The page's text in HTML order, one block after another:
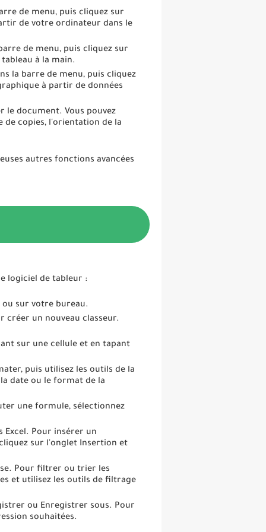
de menu, puis cliquez sur
de votre ordinateur dans le
de menu, puis cliquez sur
à la main.
la barre de menu, puis cliquez
à partir de données
le document. Vous pouvez
de copies, l'orientation de la
autres fonctions avancées
logiciel de tableur :
ou sur votre bureau.
créer un nouveau classeur.
sur une cellule et en tapant
puis utilisez les outils de la
date ou le format de la
une formule, sélectionnez
Excel. Pour insérer un
sur l'onglet Insertion et
Pour filtrer ou trier les
et utilisez les outils de filtrage
ou Enregistrer sous. Pour
souhaitées.